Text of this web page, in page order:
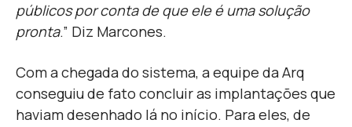
públicos por conta de que ele é uma solução
pronta.” Diz Marcones.
Com a chegada do sistema, a equipe da Arq
conseguiu de fato concluir as implantações que
haviam desenhado lá no início. Para eles, de